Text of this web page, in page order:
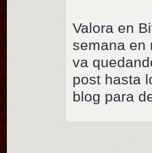
Valora en
semana en
va
post hasta
blog para